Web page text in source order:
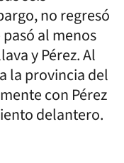
no regresó
al menos
y Pérez. Al
la provincia del
con Pérez
delantero.